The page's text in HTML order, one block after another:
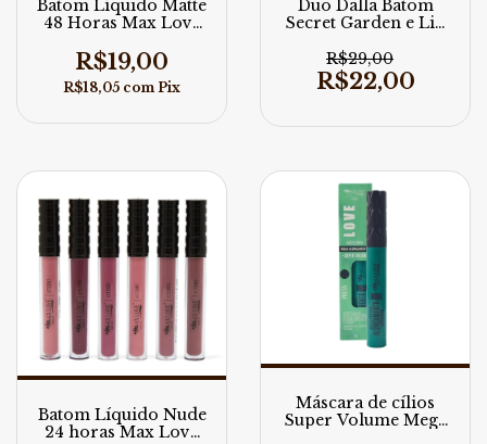
Batom Líquido Matte
48 Horas Max Love
R$19,00
R$18,05 com Pix
Duo Dalla Batom
Secret Garden e Lip
R$29,00
R$22,00
Batom Líquido Nude
24 horas Max Love
Máscara de cílios
Super Volume Mega